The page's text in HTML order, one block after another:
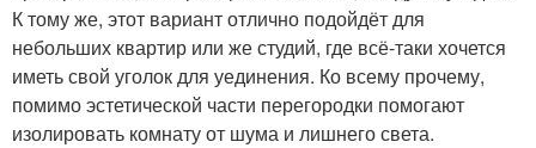
К тому же, этот вариант отлично подойдёт для
небольших квартир или же студий, где всё-таки хочется
иметь свой уголок для уединения. Ко всему прочему,
помимо эстетической части перегородки помогают
изолировать комнату от шума и лишнего света.